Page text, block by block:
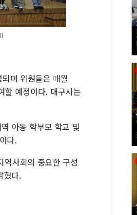
며 위원들은 매월
할 예정이다. 대구시는
아동 학부모 학교 및
다.
사회의 중요한 구성
혔다.